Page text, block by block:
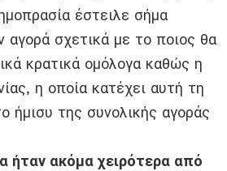
έστειλε σήμα
αγορά σχετικά με το ποιος θα
κρατικά ομόλογα καθώς η
η οποία κατέχει αυτή τη
ήμισυ της συνολικής αγοράς
ήταν ακόμα χειρότερα από